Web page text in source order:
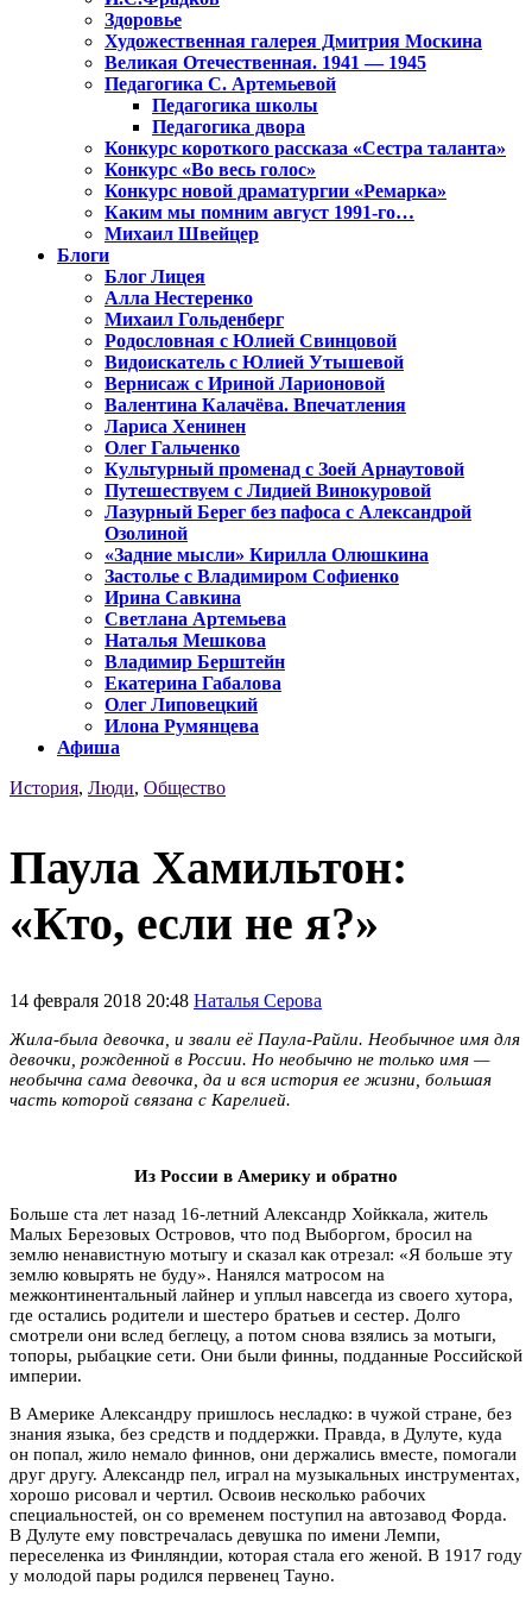
Здоровье
Художественная галерея Дмитрия Москина
Великая Отечественная. 1941 — 1945
Педагогика С. Артемьевой
Педагогика школы
Педагогика двора
Конкурс короткого рассказа «Сестра таланта»
Конкурс «Во весь голос»
Конкурс новой драматургии «Ремарка»
Каким мы помним август 1991-го…
Михаил Швейцер
Блоги
Блог Лицея
Алла Нестеренко
Михаил Гольденберг
Родословная с Юлией Свинцовой
Видоискатель с Юлией Утышевой
Вернисаж с Ириной Ларионовой
Валентина Калачёва. Впечатления
Лариса Хенинен
Олег Гальченко
Культурный променад с Зоей Арнаутовой
Путешествуем с Лидией Винокуровой
Лазурный Берег без пафоса с Александрой
Озолиной
«Задние мысли» Кирилла Олюшкина
Застолье с Владимиром Софиенко
Ирина Савкина
Светлана Артемьева
Наталья Мешкова
Владимир Берштейн
Екатерина Габалова
Олег Липовецкий
Илона Румянцева
Афиша
История, Люди, Общество
Паула Хамильтон:
«Кто, если не я?»
14 февраля 2018 20:48 Наталья Серова
Жила-была девочка, и звали её Паула-Райли. Необычное имя для
девочки, рожденной в России. Но необычно не только имя —
необычна сама девочка, да и вся история ее жизни, большая
часть которой связана с Карелией.
Из России в Америку и обратно
Больше ста лет назад 16-летний Александр Хойккала, житель
Малых Березовых Островов, что под Выборгом, бросил на
землю ненавистную мотыгу и сказал как отрезал: «Я больше эту
землю ковырять не буду». Нанялся матросом на
межконтинентальный лайнер и уплыл навсегда из своего хутора,
где остались родители и шестеро братьев и сестер. Долго
смотрели они вслед беглецу, а потом снова взялись за мотыги,
топоры, рыбацкие сети. Они были финны, подданные Российской
империи.
В Америке Александру пришлось несладко: в чужой стране, без
знания языка, без средств и поддержки. Правда, в Дулуте, куда
он попал, жило немало финнов, они держались вместе, помогали
друг другу. Александр пел, играл на музыкальных инструментах,
хорошо рисовал и чертил. Освоив несколько рабочих
специальностей, он со временем поступил на автозавод Форда.
В Дулуте ему повстречалась девушка по имени Лемпи,
переселенка из Финляндии, которая стала его женой. В 1917 году
у молодой пары родился первенец Тауно.